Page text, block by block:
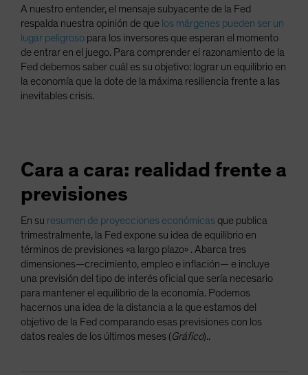
A nuestro entender, el mensaje subyacente de la Fed
respalda nuestra opinión de que los márgenes pueden ser un
lugar peligroso para los inversores que esperan el momento
de entrar en el juego. Para comprender el razonamiento de la
Fed debemos saber cuál es su objetivo: lograr un equilibrio en
la economía que la dote de la máxima resiliencia frente a las
inevitables crisis.
Cara a cara: realidad frente a
previsiones
En su resumen de proyecciones económicas que publica
trimestralmente, la Fed expone su idea de equilibrio en
términos de previsiones «a largo plazo» . Abarca tres
dimensiones—crecimiento, empleo e inflación— e incluye
una previsión del tipo de interés oficial que sería necesario
para mantener el equilibrio de la economía. Podemos
hacernos una idea de la distancia a la que estamos del
objetivo de la Fed comparando esas previsiones con los
datos reales de los últimos meses (Gráfico)..